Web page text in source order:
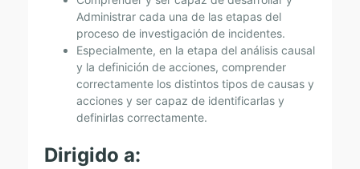
I
Administrar cada una de las etapas del
proceso de investigación de incidentes.
Especialmente, en la etapa del análisis causal
y la definición de acciones, comprender
correctamente los distintos tipos de causas y
acciones y ser capaz de identificarlas y
definirlas correctamente.
Dirigido a: